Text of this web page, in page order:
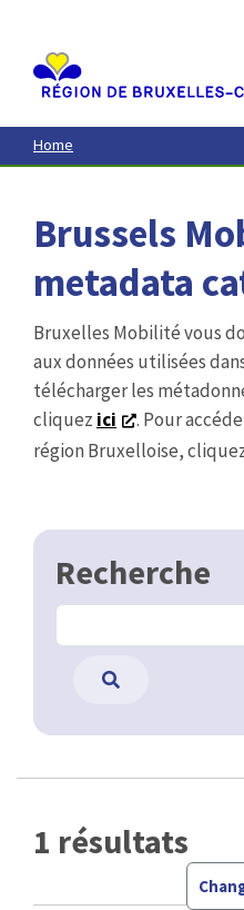
contenu
principal
Home
Brussels
metadata
Bruxelles Mobilité vous
aux données utilisées
télécharger les
cliquez ici
. Pour
région Bruxelloise,
Recherche
1 résultats